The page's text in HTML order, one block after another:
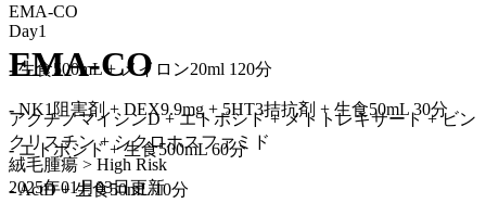
Day1
-生食500mL + メイロン20ml 120分
-NK1阻害剤 + DEX9.9mg + 5HT3拮抗剤 + 生食50mL 30分
-エトポシド + 生食500mL 60分
-ActD + 生食50mL 10分
EMA-CO
EMA-CO
アクチノマイシンD + エトポシド + メトトレキサート + ビン
クリスチン + シクロホスファミド
絨毛腫瘍 > High Risk
2025年01月03日更新